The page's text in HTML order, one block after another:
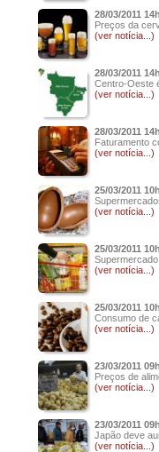
28/03/2011
Preços da
(ver notícia...)
28/03/2011
Centro-Oeste
(ver notícia...)
28/03/2011
Faturamento
(ver notícia...)
25/03/2011
(ver notícia...)
25/03/2011
(ver notícia...)
25/03/2011
Consumo de
(ver notícia...)
23/03/2011
Preços de
(ver notícia...)
23/03/2011
Japão deve
(ver notícia...)